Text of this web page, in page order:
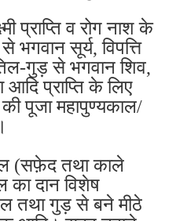
प्राप्ति व रोग नाश के
भगवान सूर्य, विपत्ति
गुड़ से भगवान शिव,
आदि प्राप्ति के लिए
पूजा महापुण्यकाल/
(सफ़ेद तथा काले
का दान विशेष
तथा गुड़ से बने मीठे